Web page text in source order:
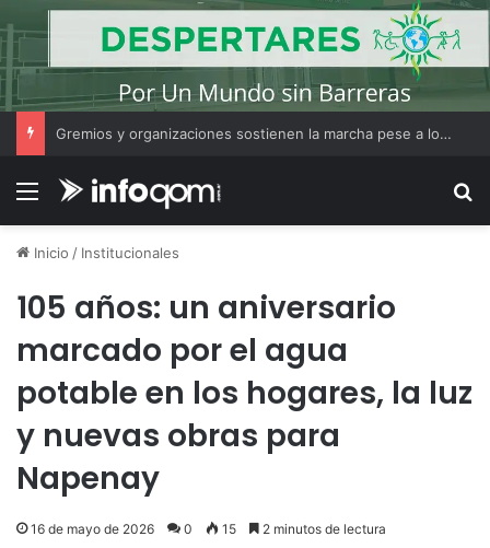
Gremios y organizaciones sostienen la marcha pese a los cambios en la Ley de Tierras
Menú
Inicio / Institucionales
105 años: un aniversario
marcado por el agua
potable en los hogares, la luz
y nuevas obras para
Napenay
16 de mayo de 2026 0 15 2 minutos de lectura